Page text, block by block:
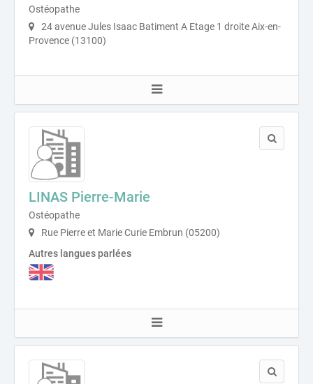
Ostéopathe
24 avenue Jules Isaac Batiment A Etage 1 droite Aix-en-
Provence (13100)
LINAS Pierre-Marie
Ostéopathe
Rue Pierre et Marie Curie Embrun (05200)
Autres langues parlées